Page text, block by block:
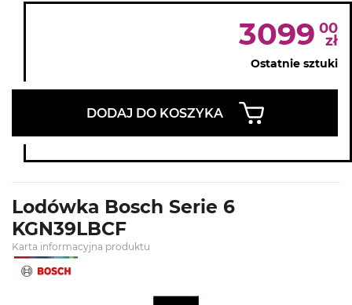
3099 00
zł
Ostatnie sztuki
DODAJ DO KOSZYKA
Lodówka Bosch Serie 6
KGN39LBCF
Karta informacyjna produktu